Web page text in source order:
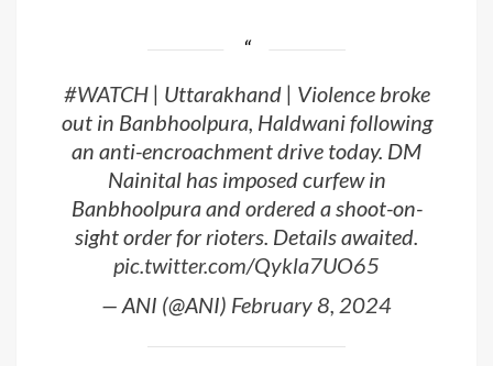
#WATCH| Uttarakhand | Violence broke
out in Banbhoolpura, Haldwani following
an anti-encroachment drive today. DM
Nainital has imposed curfew in
Banbhoolpura and ordered a shoot-on-
sight order for rioters. Details awaited.
pic.twitter.com/Qykla7UO65
— ANI (@ANI) February 8, 2024